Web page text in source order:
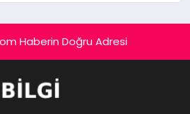
Haberin Doğru Adresi